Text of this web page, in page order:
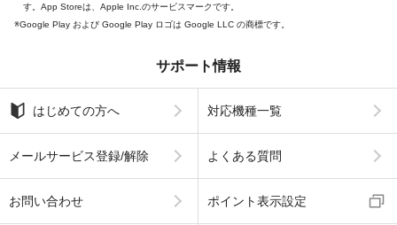
す。App Storeは、Apple Inc.のサービスマークです。
Google Play および Google Play ロゴは Google LLC の商標です。
サポート情報
はじめての方へ 対応機種一覧
メールサービス登録/解除 よくある質問
お問い合わせ ポイント表示設定